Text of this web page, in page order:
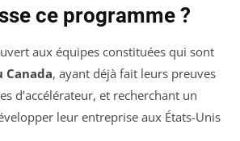
ce programme ?
aux équipes constituées qui sont
Canada, ayant déjà fait leurs preuves
d’accélérateur, et recherchant un
leur entreprise aux États-Unis